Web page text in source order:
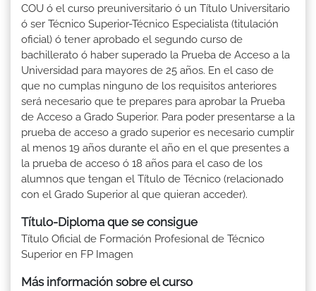
COU ó el curso preuniversitario ó un Título Universitario
ó ser Técnico Superior-Técnico Especialista (titulación
oficial) ó tener aprobado el segundo curso de
bachillerato ó haber superado la Prueba de Acceso a la
Universidad para mayores de 25 años. En el caso de
que no cumplas ninguno de los requisitos anteriores
será necesario que te prepares para aprobar la Prueba
de Acceso a Grado Superior. Para poder presentarse a la
prueba de acceso a grado superior es necesario cumplir
al menos 19 años durante el año en el que presentes a
la prueba de acceso ó 18 años para el caso de los
alumnos que tengan el Título de Técnico (relacionado
con el Grado Superior al que quieran acceder).
Título-Diploma que se consigue
Título Oficial de Formación Profesional de Técnico
Superior en FP Imagen
Más información sobre el curso